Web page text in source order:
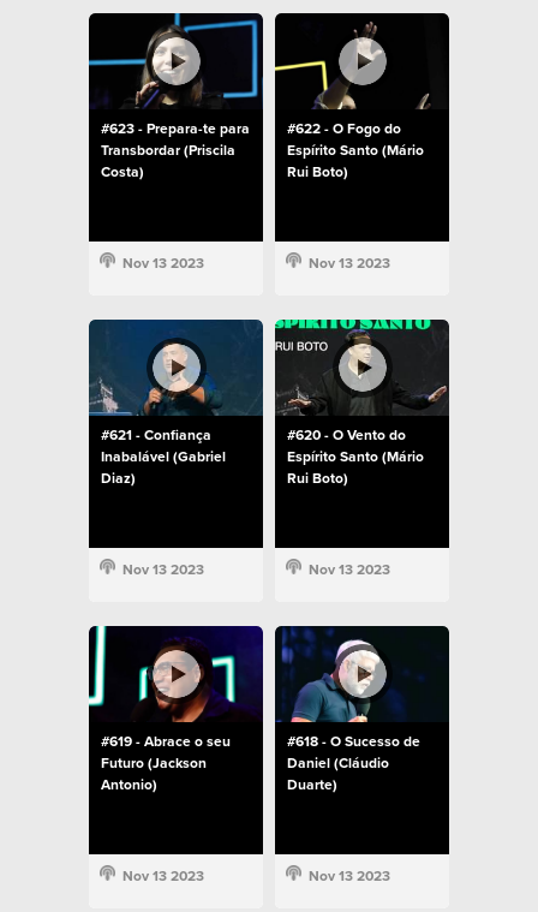
#623 - Prepara-te para
Transbordar (Priscila
Costa)
Nov 13 2023
#622 - O Fogo do
Espírito Santo (Mário
Rui Boto)
Nov 13 2023
#621 - Confiança
Inabalável (Gabriel
Diaz)
Nov 13 2023
#620 - O Vento do
Espírito Santo (Mário
Rui Boto)
Nov 13 2023
#619 - Abrace o seu
Futuro (Jackson
Antonio)
Nov 13 2023
#618 - O Sucesso de
Daniel (Cláudio
Duarte)
Nov 13 2023